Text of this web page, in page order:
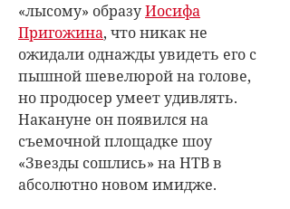
«лысому» образуИосифа
Пригожина, что никак не
ожидали однажды увидеть его с
пышной шевелюрой на голове,
но продюсер умеет удивлять.
Накануне он появился на
съемочной площадке шоу
«Звезды сошлись» на НТВ в
абсолютно новом имидже.